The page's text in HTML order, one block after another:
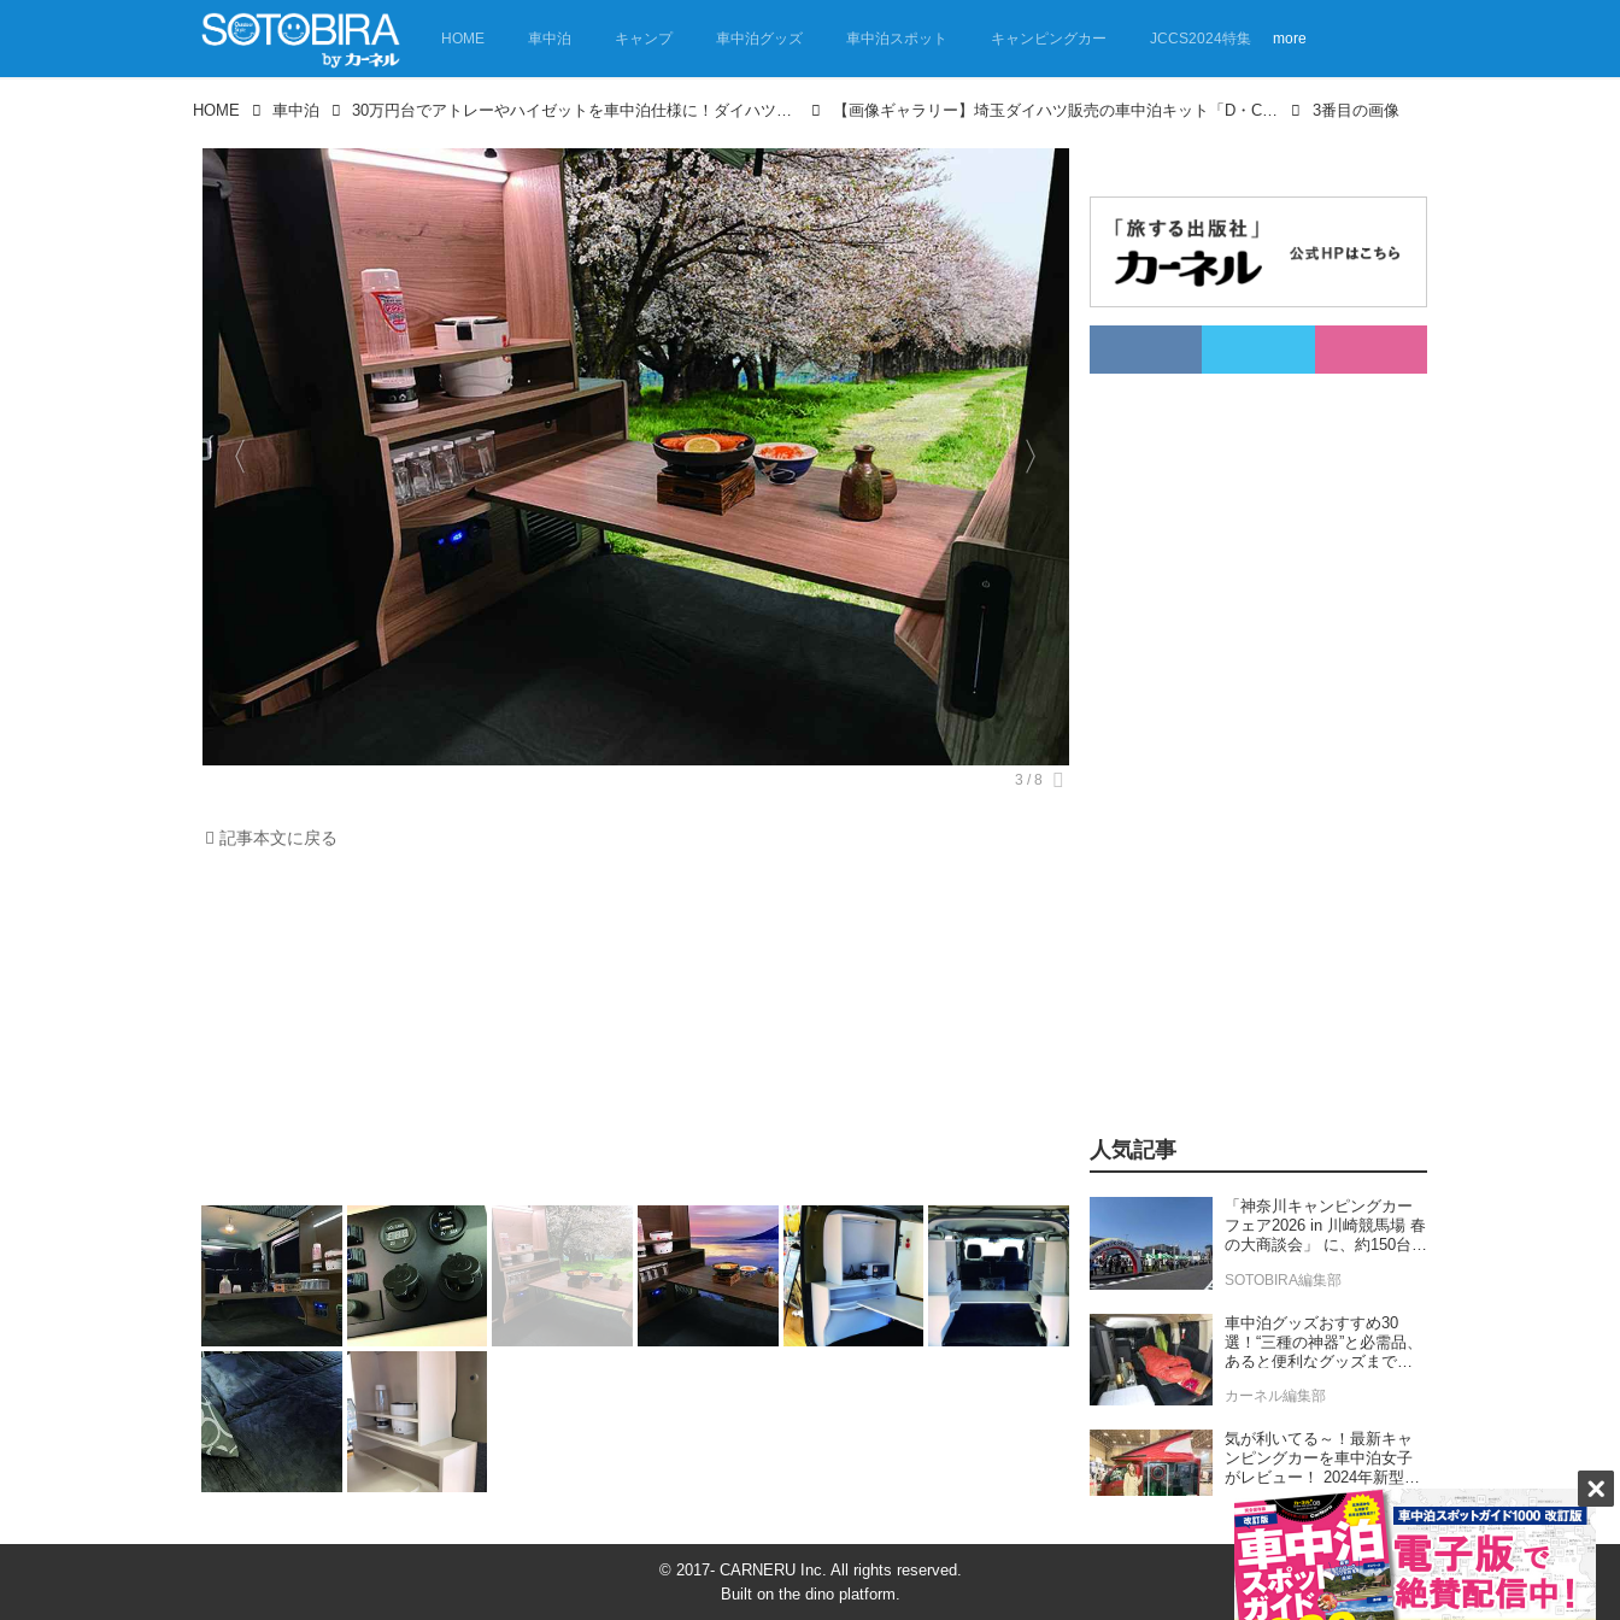
HOME 車中泊 キャンプ 車中泊グッズ 車中泊スポット キャンピングカー JCCS2024特集 more
HOME 車中泊 30万円台でアトレーやハイゼットを車中泊仕様に！ダイハツ正規ディーラーで買える車中泊キットが自由度高し！ 【画像ギャラリー】埼玉ダイハツ販売の車中泊キット「D・CAM」 3番目の画像
記事本文に戻る
人気記事
「神奈川キャンピングカー
フェア2026 in 川崎競馬場 春
の大商談会」 に、約150台の
SOTOBIRA編集部
車中泊グッズおすすめ30
選！“三種の神器”と必需品、
あると便利なグッズまで車
カーネル編集部
気が利いてる～！最新キャ
ンピングカーを車中泊女子
がレビュー！ 2024年新型モ
デル4台をチェック
カーネル編集部
ゴードンミラー新モデルは
なんと軽バン！ゴードンミ
ラーらしさを踏襲したセン
ス抜群のバンライフ車が発
© 2017- CARNERU Inc. All rights reserved.
Built on the dino platform.